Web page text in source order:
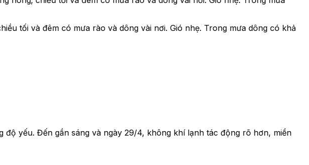
tối và đêm có mưa rào và dông vài nơi. Gió nhẹ. Trong mưa dông có khả
yếu. Đến gần sáng và ngày 29/4, không khí lạnh tác động rõ hơn, miền